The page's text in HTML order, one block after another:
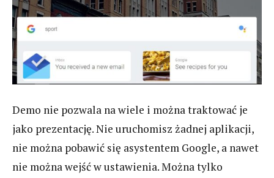
Demo nie pozwala na wiele i można traktować je
jako prezentację. Nie uruchomisz żadnej aplikacji,
nie można pobawić się asystentem Google, a nawet
nie można wejść w ustawienia. Można tylko